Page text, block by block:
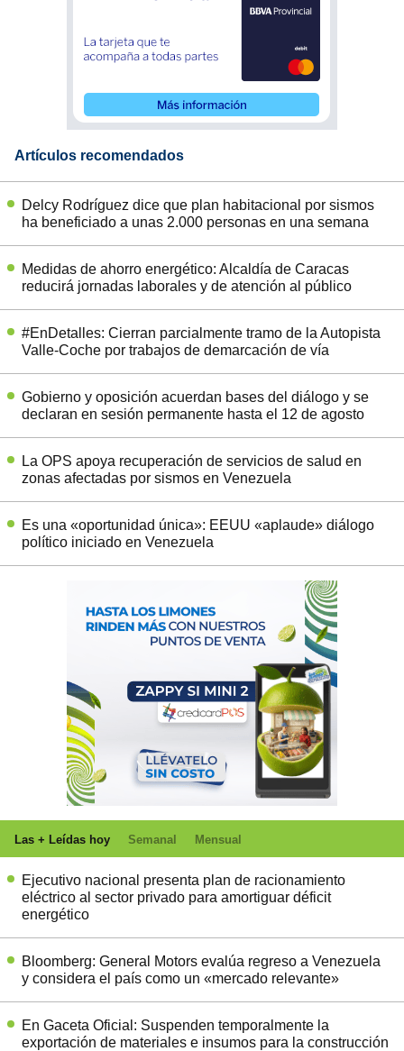
Artículos recomendados
Delcy Rodríguez dice que plan habitacional por sismos
ha beneficiado a unas 2.000 personas en una semana
Medidas de ahorro energético: Alcaldía de Caracas
reducirá jornadas laborales y de atención al público
#EnDetalles: Cierran parcialmente tramo de la Autopista
Valle-Coche por trabajos de demarcación de vía
Gobierno y oposición acuerdan bases del diálogo y se
declaran en sesión permanente hasta el 12 de agosto
La OPS apoya recuperación de servicios de salud en
zonas afectadas por sismos en Venezuela
Es una «oportunidad única»: EEUU «aplaude» diálogo
político iniciado en Venezuela
Las + Leídas hoy Semanal Mensual
Ejecutivo nacional presenta plan de racionamiento
eléctrico al sector privado para amortiguar déficit
energético
Bloomberg: General Motors evalúa regreso a Venezuela
y considera el país como un «mercado relevante»
En Gaceta Oficial: Suspenden temporalmente la
exportación de materiales e insumos para la construcción